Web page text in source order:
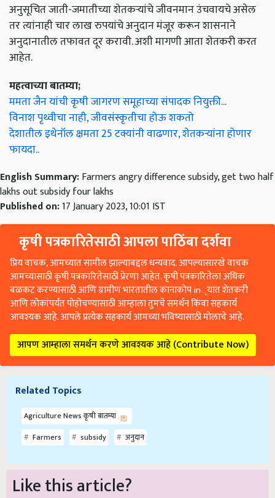
अनुसूचित जाती-जमातीच्या शेतकऱ्यांचे जीवनमान उंचवायचे असेल
तर त्यांनाही चार लाख रुपयांचे अनुदान मंजूर करून शासनाने
अनुदानातील तफावत दूर करावी. अशी मागणी आता शेतकरी करत
आहेत.
महत्वाच्या बातम्या;
ममता जैन यांची कृषी जागरण समूहाच्या संपादक नियुक्ती...
विनाश पृथ्वीचा नाही, जीवसंस्कृतीचा होऊ शकतो
देशातील इथेनॉल क्षमता 25 टक्यांनी वाढणार, शेतकऱ्यांना होणार
फायदा..
English Summary:Farmers angry difference subsidy, get two half
lakhs out subsidy four lakhs
Published on:17 January 2023, 10:01 IST
कृषी पत्रकारितेसाठी आपला पाठिंबा दर्शवा
प्रिय वाचक, आमच्यात सामील झाल्याबद्दल धन्यवाद. आपल्यासारखे वाचक
आमच्यासाठी कृषी पत्रकारितेसाठी प्रेरणा आहेत. कृषी पत्रकारितेला अधिक
बळकट करण्यासाठी आणि ग्रामीण भारतातील कानाकोप in्यात शेतकरी
आणि लोकांपर्यंत पोहोचण्यासाठी आम्हाला तुमचे समर्थन किंवा सहकार्य
आवश्यक आहे. आपले प्रत्येक सहकार्य आमच्या भविष्यासाठी मोलाचे आहे.
आपण आम्हाला समर्थन करणे आवश्यक आहे (Contribute Now)
Related Topics
Agriculture News कृषी बातम्या
Farmers
subsidy अनुदान
Like this article?